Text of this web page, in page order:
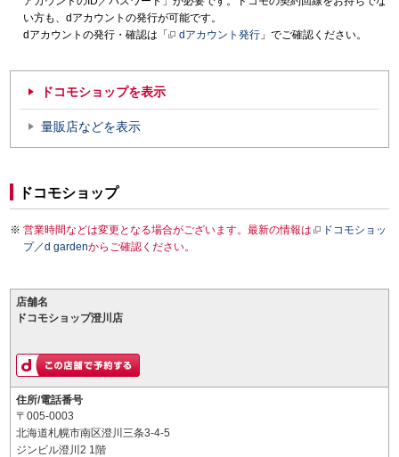
い方も、dアカウントの発行が可能です。
dアカウントの発行・確認は「
dアカウント発行 」でご確認ください。
ドコモショップを表示
量販店などを表示
ドコモショップ
営業時間などは変更となる場合がございます。最新の情報は
ドコモショッ
プ／d gardenからご確認ください。
店舗名
ドコモショップ澄川店
住所/電話番号
〒005-0003
北海道札幌市南区澄川三条3-4-5
ジンビル澄川2 1階